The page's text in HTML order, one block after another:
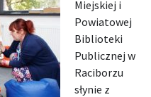
Miejskiej i
Powiatowej
Biblioteki
Publicznej w
Raciborzu
słynie z